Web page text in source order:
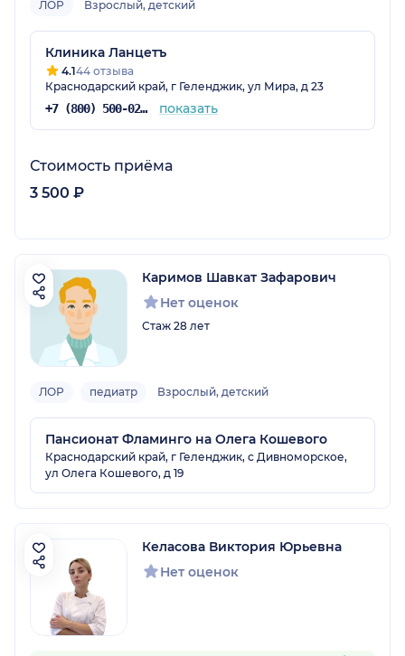
ЛОР Взрослый, детский
Клиника Ланцетъ
4.144 отзыва
Краснодарский край, г Геленджик, ул Мира, д 23
+7 (800) 500-02-03 показать
Стоимость приёма
3 500 ₽
Каримов Шавкат Зафарович
Нет оценок
Стаж 28 лет
ЛОР педиатр Взрослый, детский
Пансионат Фламинго на Олега Кошевого
Краснодарский край, г Геленджик, с Дивноморское,
ул Олега Кошевого, д 19
Келасова Виктория Юрьевна
Нет оценок